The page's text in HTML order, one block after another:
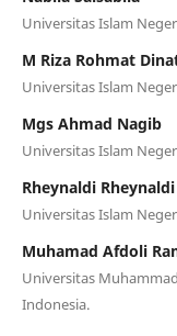
Universitas Islam
M Riza Rohmat
Universitas Islam
Mgs Ahmad Nagib
Universitas Islam
Rheynaldi Rheynaldi
Universitas Islam
Muhamad Afdoli
Universitas
Indonesia.